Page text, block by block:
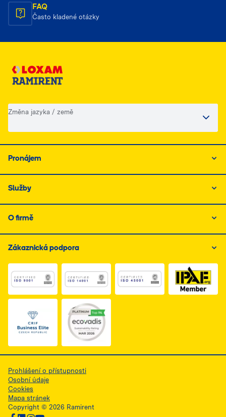
FAQ
Často kladené otázky
Změna jazyka / země
Pronájem
Služby
O firmě
Zákaznická podpora
Link do dokumentu PDF z certyfikatem ISO 1, otwiera
Link do dokumentu PDF z certyfikatem
Link do dokumentu
Link do dokumentu PDF z certyfikatem Business
Prohlášení o přístupnosti
Osobní údaje
Cookies
Mapa stránek
Copyright © 2026 Ramirent